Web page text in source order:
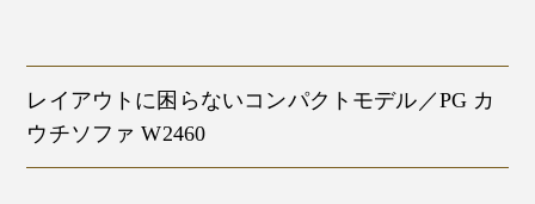
レイアウトに困らないコンパクトモデル／PG カ
ウチソファ W2460